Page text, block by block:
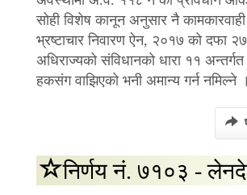
सोही विशेष कानून अनुसार नै कामकारवाही
भ्रष्टाचार निवारण ऐन, २०१७ को दफा
अधिराज्यको संविधानको धारा ११
हकसंग वाझिएको भनी अमान्य गर्न नमिल्ने ।
निर्णय नं. ७१०३ -